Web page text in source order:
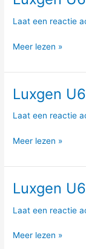
Laat een reactie
1.8
150hp
Meer lezen »
Luxgen
Laat een reactie
Luxgen
1.8
171hp
Meer lezen »
Luxgen
Laat een reactie
Luxgen
2.0
170hp
Meer lezen »